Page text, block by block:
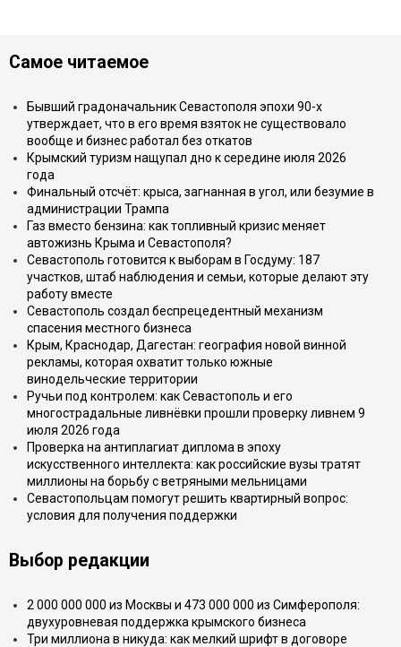
Самое читаемое
Бывший градоначальник Севастополя эпохи 90-х
утверждает, что в его время взяток не существовало
вообще и бизнес работал без откатов
Крымский туризм нащупал дно к середине июля 2026
года
Финальный отсчёт: крыса, загнанная в угол, или безумие в
администрации Трампа
Газ вместо бензина: как топливный кризис меняет
автожизнь Крыма и Севастополя?
Севастополь готовится к выборам в Госдуму: 187
участков, штаб наблюдения и семьи, которые делают эту
работу вместе
Севастополь создал беспрецедентный механизм
спасения местного бизнеса
Крым, Краснодар, Дагестан: география новой винной
рекламы, которая охватит только южные
винодельческие территории
Ручьи под контролем: как Севастополь и его
многострадальные ливнёвки прошли проверку ливнем 9
июля 2026 года
Проверка на антиплагиат диплома в эпоху
искусственного интеллекта: как российские вузы тратят
миллионы на борьбу с ветряными мельницами
Севастопольцам помогут решить квартирный вопрос:
условия для получения поддержки
Выбор редакции
2 000 000 000 из Москвы и 473 000 000 из Симферополя:
двухуровневая поддержка крымского бизнеса
Три миллиона в никуда: как мелкий шрифт в договоре